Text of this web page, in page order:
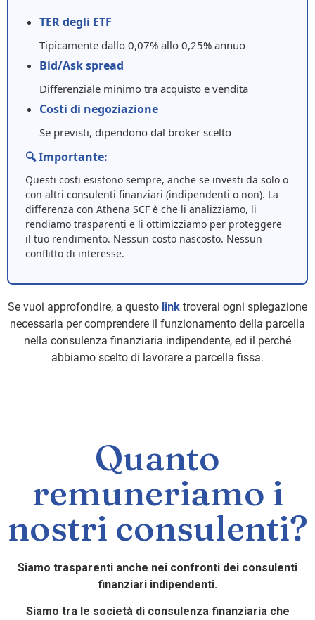
TER degli ETF
Tipicamente dallo 0,07% allo 0,25% annuo
Bid/Ask spread
Differenziale minimo tra acquisto e vendita
Costi di negoziazione
Se previsti, dipendono dal broker scelto
🔍 Importante:
Questi costi esistono sempre, anche se investi da solo o
con altri consulenti finanziari (indipendenti o non). La
differenza con Athena SCF è che li analizziamo, li
rendiamo trasparenti e li ottimizziamo per proteggere
il tuo rendimento. Nessun costo nascosto. Nessun
conflitto di interesse.
Se vuoi approfondire, a questo link troverai ogni spiegazione
necessaria per comprendere il funzionamento della parcella
nella consulenza finanziaria indipendente, ed il perché
abbiamo scelto di lavorare a parcella fissa.
Quanto
remuneriamo i
nostri consulenti?
Siamo trasparenti anche nei confronti dei consulenti
finanziari indipendenti.
Siamo tra le società di consulenza finanziaria che